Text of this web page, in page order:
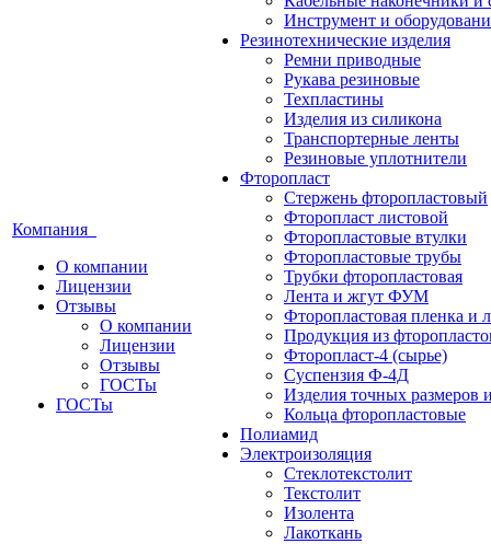
Компания
О компании
Лицензии
Отзывы
О компании
Лицензии
Отзывы
ГОСТы
ГОСТы
Инструмент и
Резинотехнические изделия
Ремни приводные
Рукава резиновые
Техпластины
Изделия из силикона
Транспортерные ленты
Резиновые уплотнители
Фторопласт
Стержень фторопластовый
Фторопласт листовой
Фторопластовые втулки
Фторопластовые трубы
Трубки фторопластовая
Лента и жгут ФУМ
Фторопластовая пленка и
Продукция из
Фторопласт-4 (сырье)
Суспензия Ф-4Д
Изделия точных размеров
Кольца фторопластовые
Полиамид
Электроизоляция
Стеклотекстолит
Текстолит
Изолента
Лакоткань